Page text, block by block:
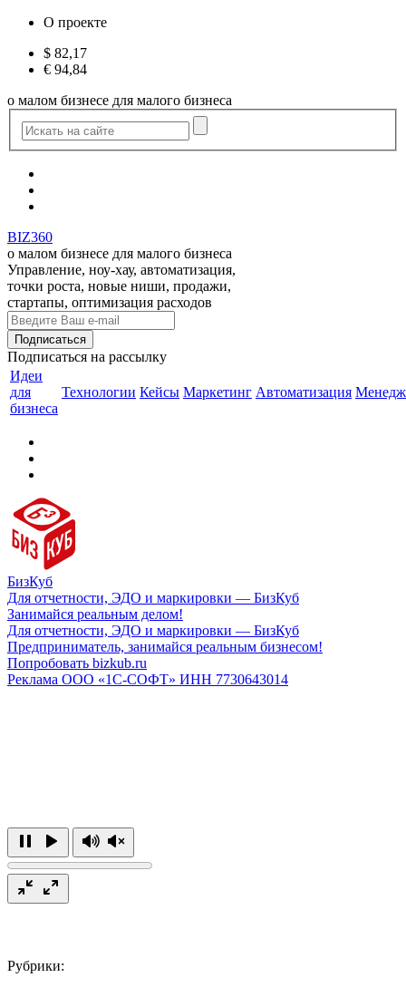
О проекте
$ 82,17
€ 94,84
о малом бизнесе для малого бизнеса
BIZ360
о малом бизнесе для малого бизнеса
Управление, ноу-хау, автоматизация,
точки роста, новые ниши, продажи,
стартапы, оптимизация расходов
Подписаться на рассылку
Идеи
для
бизнеса
Технологии Кейсы Маркетинг Автоматизация
БизКуб
Для отчетности, ЭДО и маркировки — БизКуб
Занимайся реальным делом!
Для отчетности, ЭДО и маркировки — БизКуб
Предприниматель, занимайся реальным бизнесом!
Попробовать bizkub.ru
Реклама ООО «1С-СОФТ» ИНН 7730643014
Рубрики: